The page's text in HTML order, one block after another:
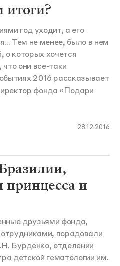
итоги?
год уходит, а его
Тем не менее, было в нем
о которых хочется
они все-таки
2016 рассказывает
фонда «Подари
28.12.2016
принцесса и
друзьями фонда,
порадовали
Бурденко, отделении
детской гематологии им.